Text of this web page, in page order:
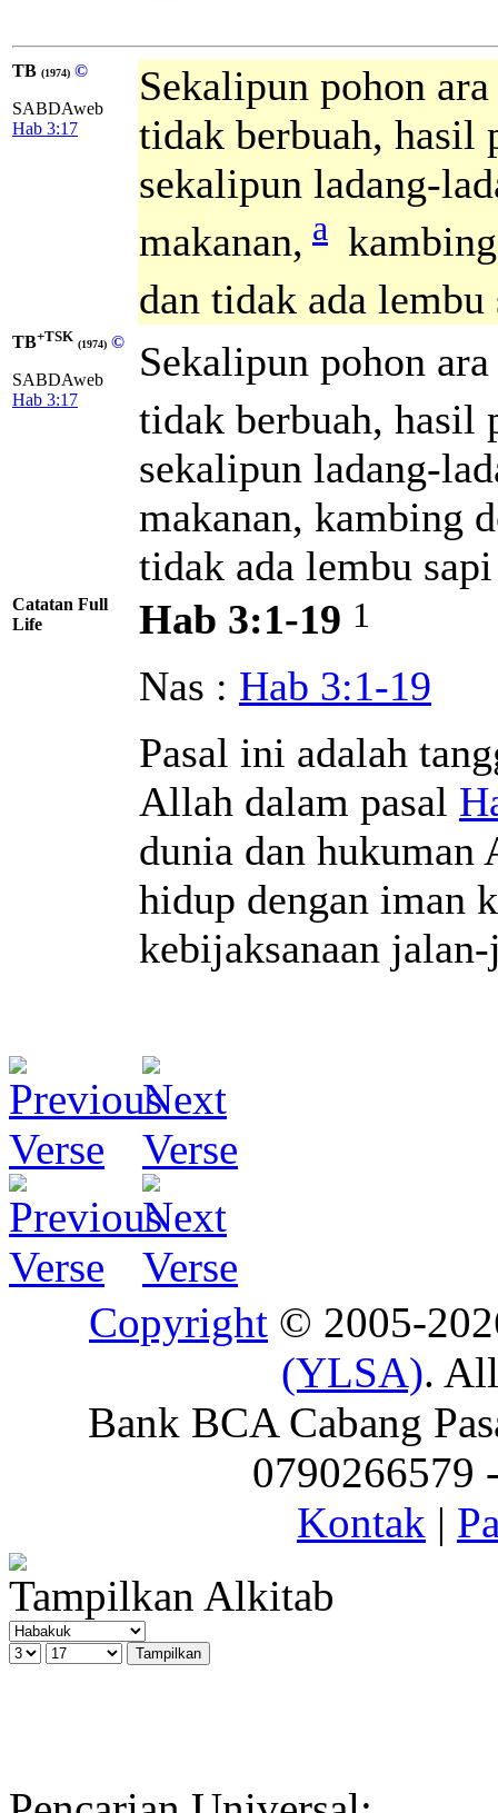
TB (1974) ©
SABDAweb
Hab 3:17
Sekalipun pohon
tidak berbuah, hasil
sekalipun ladang-
makanan, a
dan tidak ada
TB+TSK (1974) ©
SABDAweb
Hab 3:17
Sekalipun pohon ara
tidak berbuah, hasil
sekalipun ladang-
makanan, kambing
tidak ada lembu
Catatan Full
Life
Hab 3:1-19 1
Nas : Hab 3:1-19
Pasal ini adalah
Allah dalam pasal
dunia dan
hidup dengan iman
kebijaksanaan
Copyright © 2005-
(YLSA).
Bank BCA Cabang
0790266579
Kontak |
Tampilkan Alkitab